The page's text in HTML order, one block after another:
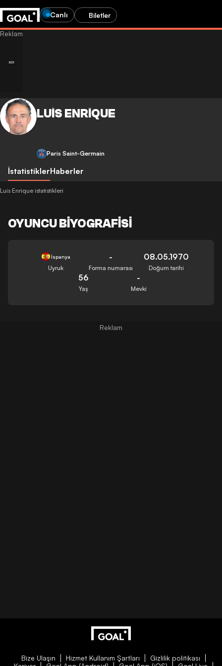
Canlı Biletler
LUIS ENRIQUE
Paris Saint-Germain
İstatistiklerHaberler
Luis Enrique istatistikleri
OYUNCU BIYOGRAFISI
İspanya
Uyruk
-
Forma numarası
08.05.1970
Doğum tarihi
56
Yaş
-
Mevki
Bize Ulaşın Hizmet Kullanım Şartları
Gizlilik politikası